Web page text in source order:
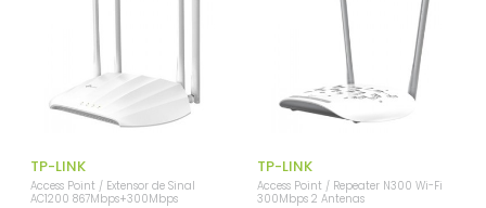
TP-LINK
Access Point / Extensor de Sinal
AC1200 867Mbps+300Mbps
TP-LINK
Access Point / Repeater N300 Wi-Fi
300Mbps 2 Antenas